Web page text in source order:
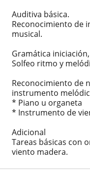
Auditiva básica.
Reconocimiento de
musical.
Gramática
Solfeo ritmo y
Reconocimiento de
instrumento
* Piano u organeta
* Instrumento de
Adicional
Tareas básicas con
viento madera.